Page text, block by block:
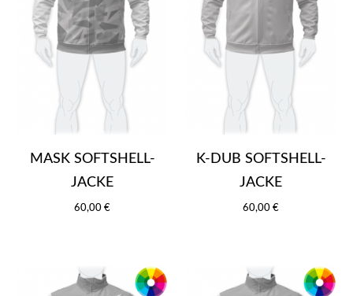
MASK SOFTSHELL-
JACKE
60,00 €
K-DUB SOFTSHELL-
JACKE
60,00 €